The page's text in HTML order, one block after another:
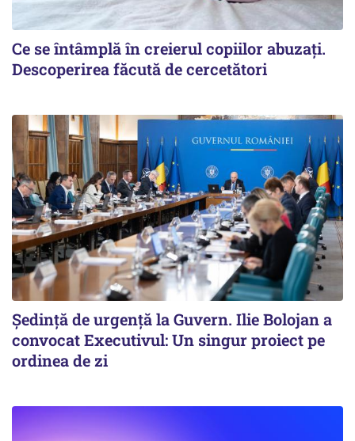
Ce se întâmplă în creierul copiilor abuzați.
Descoperirea făcută de cercetători
Ședință de urgență la Guvern. Ilie Bolojan a
convocat Executivul: Un singur proiect pe
ordinea de zi